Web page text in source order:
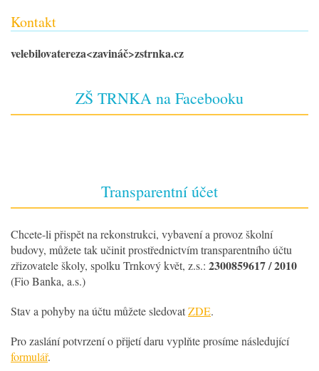
Kontakt
velebilovatereza<zavináč>zstrnka.cz
ZŠ TRNKA na Facebooku
Transparentní účet
Chcete-li přispět na rekonstrukci, vybavení a provoz školní
budovy, můžete tak učinit prostřednictvím transparentního účtu
zřizovatele školy, spolku Trnkový květ, z.s.: 2300859617 / 2010
(Fio Banka, a.s.)
Stav a pohyby na účtu můžete sledovatZDE.
Pro zaslání potvrzení o přijetí daru vyplňte prosíme následující
formulář.